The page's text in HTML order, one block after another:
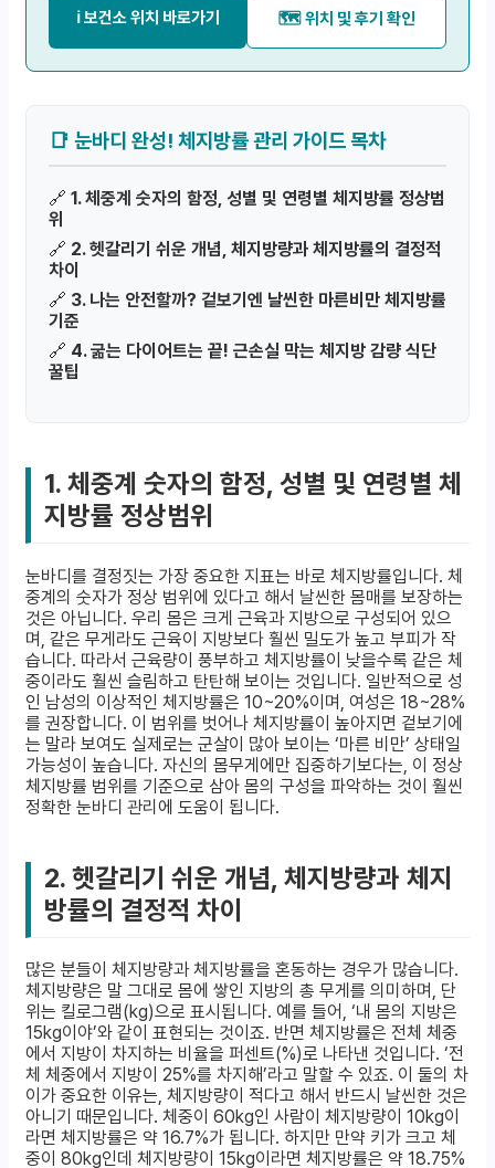
ℹ️ 보건소 위치 바로가기 🗺️ 위치 및 후기 확인
📑 눈바디 완성! 체지방률 관리 가이드 목차
🔗 1. 체중계 숫자의 함정, 성별 및 연령별 체지방률 정상범
위
🔗 2. 헷갈리기 쉬운 개념, 체지방량과 체지방률의 결정적
차이
🔗 3. 나는 안전할까? 겉보기엔 날씬한 마른비만 체지방률
기준
🔗 4. 굶는 다이어트는 끝! 근손실 막는 체지방 감량 식단
꿀팁
1. 체중계 숫자의 함정, 성별 및 연령별 체
지방률 정상범위
눈바디를 결정짓는 가장 중요한 지표는 바로 체지방률입니다. 체
중계의 숫자가 정상 범위에 있다고 해서 날씬한 몸매를 보장하는
것은 아닙니다. 우리 몸은 크게 근육과 지방으로 구성되어 있으
며, 같은 무게라도 근육이 지방보다 훨씬 밀도가 높고 부피가 작
습니다. 따라서 근육량이 풍부하고 체지방률이 낮을수록 같은 체
중이라도 훨씬 슬림하고 탄탄해 보이는 것입니다. 일반적으로 성
인 남성의 이상적인 체지방률은 10~20%이며, 여성은 18~28%
를 권장합니다. 이 범위를 벗어나 체지방률이 높아지면 겉보기에
는 말라 보여도 실제로는 군살이 많아 보이는 ‘마른 비만’ 상태일
가능성이 높습니다. 자신의 몸무게에만 집중하기보다는, 이 정상
체지방률 범위를 기준으로 삼아 몸의 구성을 파악하는 것이 훨씬
정확한 눈바디 관리에 도움이 됩니다.
2. 헷갈리기 쉬운 개념, 체지방량과 체지
방률의 결정적 차이
많은 분들이 체지방량과 체지방률을 혼동하는 경우가 많습니다.
체지방량은 말 그대로 몸에 쌓인 지방의 총 무게를 의미하며, 단
위는 킬로그램(kg)으로 표시됩니다. 예를 들어, ‘내 몸의 지방은
15kg이야’와 같이 표현되는 것이죠. 반면 체지방률은 전체 체중
에서 지방이 차지하는 비율을 퍼센트(%)로 나타낸 것입니다. ‘전
체 체중에서 지방이 25%를 차지해’라고 말할 수 있죠. 이 둘의 차
이가 중요한 이유는, 체지방량이 적다고 해서 반드시 날씬한 것은
아니기 때문입니다. 체중이 60kg인 사람이 체지방량이 10kg이
라면 체지방률은 약 16.7%가 됩니다. 하지만 만약 키가 크고 체
중이 80kg인데 체지방량이 15kg이라면 체지방률은 약 18.75%